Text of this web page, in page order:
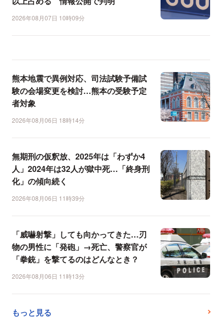
2026年08月07日 10時09分
熊本地震で異例対応、司法試験予備試
験の会場変更を検討…熊本の受験予定
者対象
2026年08月06日 18時14分
無期刑の仮釈放、2025年は「わずか4
人」2024年は32人が獄中死…「終身刑
化」の傾向続く
2026年08月06日 11時39分
「威嚇射撃」しても向かってきた…刃
物の男性に「発砲」→死亡、警察官が
「拳銃」を撃てるのはどんなとき？
2026年08月06日 11時13分
もっと見る